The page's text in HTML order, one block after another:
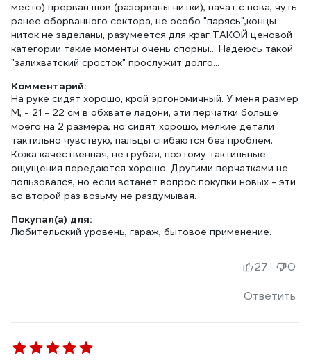
место) прерван шов (разорваны нитки), начат с нова, чуть
ранее оборванного сектора, не особо "парясь",концы
ниток не заделаны, разумеется для краг ТАКОЙ ценовой
категории такие моменты очень спорны... Надеюсь такой
"залихватский сросток" прослужит долго...
Комментарий:
На руке сидят хорошо, крой эргономичный. У меня размер
М, - 21 - 22 см в обхвате ладони, эти перчатки больше
моего на 2 размера, но сидят хорошо, мелкие детали
тактильно чувствую, пальцы сгибаются без проблем.
Кожа качественная, не грубая, поэтому тактильные
ощущения передаются хорошо. Другими перчатками не
пользовался, но если встанет вопрос покупки новых - эти
во второй раз возьму не раздумывая.
Покупал(а) для:
Любительский уровень, гараж, бытовое применение.
Ответить
27 0